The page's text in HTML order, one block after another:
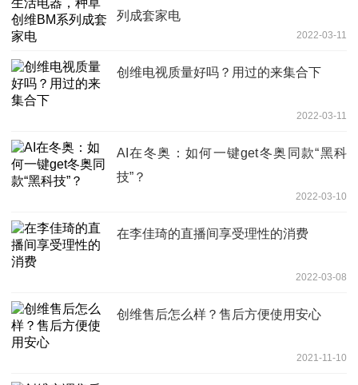
列成套家电
2022-03-11
创维电视质量好吗？用过的来集合下
2022-03-11
AI在冬奥：如何一键get冬奥同款“黑科
技”？
2022-03-10
在李佳琦的直播间享受理性的消费
2022-03-08
创维售后怎么样？售后方便使用安心
2021-11-10